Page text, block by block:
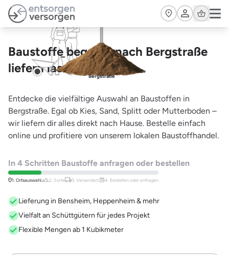
Zum Hauptinhalt springen
Cart
Baustoffe bequem nach Bergstraße
liefern lassen
Bergstraße
Entdecke die vielfältige Auswahl an Baustoffen in
Bergstraße. Egal ob Kies, Sand, Splitt oder Mutterboden –
wir liefern dir alles direkt nach Hause. Bestelle einfach
online und profitiere von unserem lokalen Baustoffhandel.
In 4 Schritten Baustoffe anfragen oder bestellen
1. Ortsauswahl 2. Sorte 3. Versandart, 4. Bestellen oder anfragen
Lieferung in Bensheim, Heppenheim & mehr
Vielfalt an Schüttgütern für jedes Projekt
Flexible Mengen ab 1 Kubikmeter